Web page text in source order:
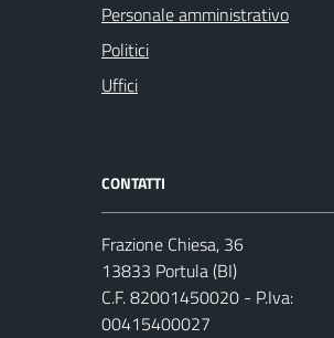
Personale amministrativo
Politici
Uffici
CONTATTI
Frazione Chiesa, 36
13833 Portula (BI)
C.F. 82001450020 - P.Iva:
00415400027